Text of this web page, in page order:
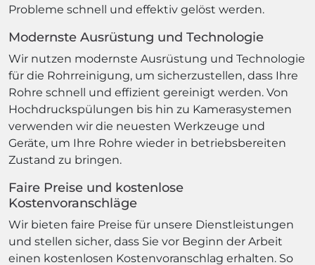
Probleme schnell und effektiv gelöst werden.
Modernste Ausrüstung und Technologie
Wir nutzen modernste Ausrüstung und Technologie
für die Rohrreinigung, um sicherzustellen, dass Ihre
Rohre schnell und effizient gereinigt werden. Von
Hochdruckspülungen bis hin zu Kamerasystemen
verwenden wir die neuesten Werkzeuge und
Geräte, um Ihre Rohre wieder in betriebsbereiten
Zustand zu bringen.
Faire Preise und kostenlose
Kostenvoranschläge
Wir bieten faire Preise für unsere Dienstleistungen
und stellen sicher, dass Sie vor Beginn der Arbeit
einen kostenlosen Kostenvoranschlag erhalten. So